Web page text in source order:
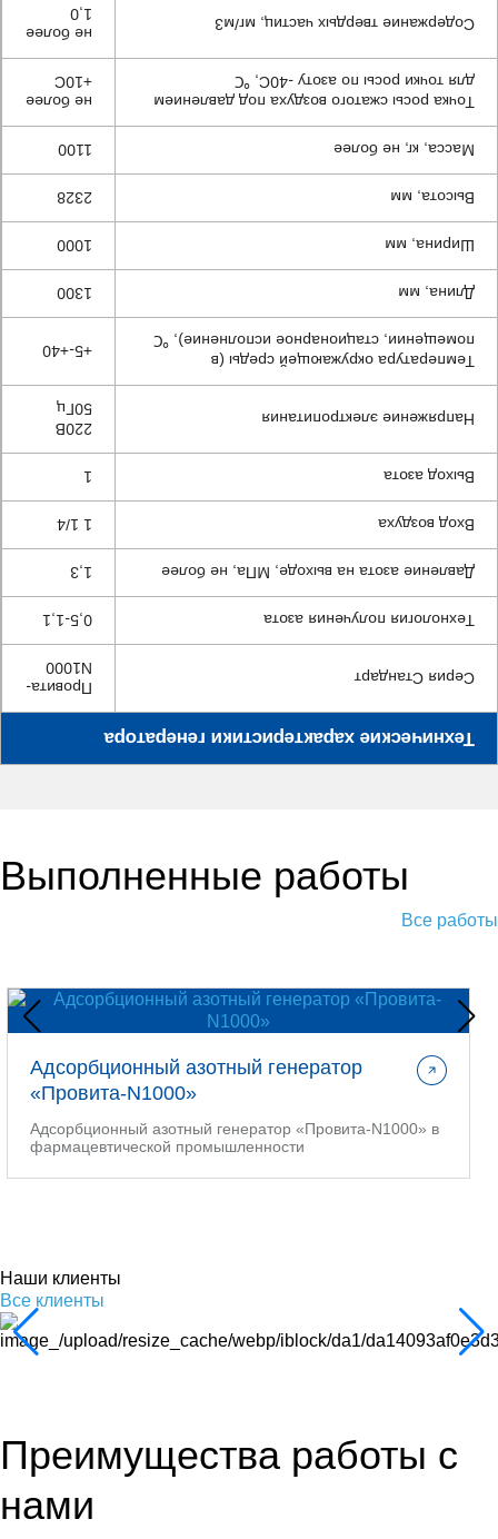
Технические характеристики генератора
Серия Стандарт
Провита-
N1000
Технология получения азота
0,5-1,1
Давление азота на выходе, МПа, не более
1,3
Вход воздуха
1 1/4
Выход азота
1
Напряжение электропитания
220В
50Гц
Температура окружающей среды (в
помещении, стационарное исполнение), ℃
+5-+40
Длина, мм
1300
Ширина, мм
1000
Высота, мм
2328
Масса, кг, не более
1100
Точка росы сжатого воздуха под давлением
для точки росы по азоту -40С, ℃
не более
+10С
Содержание твердых частиц, мг/м3
не более
1,0
Выполненные работы
Все работы
Адсорбционный азотный генератор
«Провита-N1000»
Адсорбционный азотный генератор «Провита-N1000» в
фармацевтической промышленности
Наши клиенты
Все клиенты
Преимущества работы с
нами